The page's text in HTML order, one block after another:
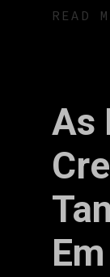
READ
As